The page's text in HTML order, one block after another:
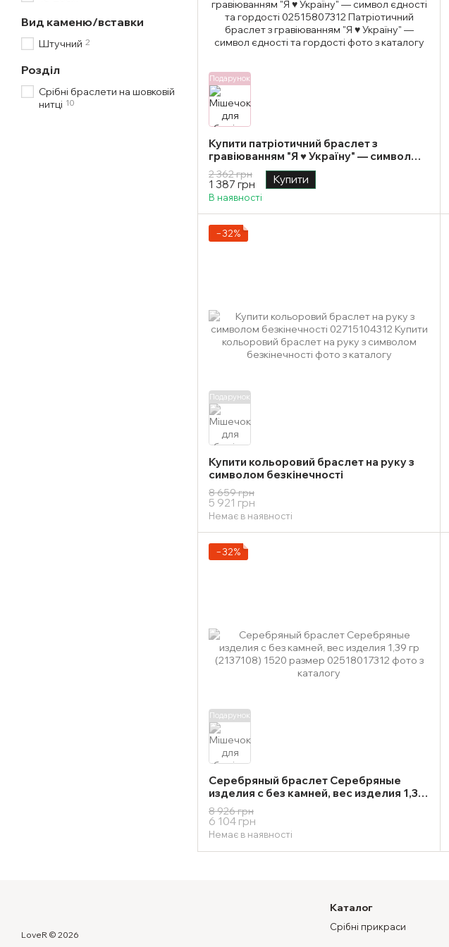
Подарунок
Купити патріотичний браслет з
гравіюванням "Я ♥ Україну" — символ
єдності та гордості
2 362 грн
1 387 грн Купити
В наявності
Подарунок
−32%
Купити кольоровий браслет на руку з
символом безкінечності
8 659 грн
5 921 грн
Немає в наявності
Подарунок
−32%
Серебряный браслет Серебряные
изделия с без камней, вес изделия 1,39
гр (2137108) 1520 размер
8 926 грн
6 104 грн
Немає в наявності
Вид каменю/вставки
Штучний 2
Розділ
Срібні браслети на шовковій
нитці 10
LoveR © 2026
Каталог
Срібні прикраси